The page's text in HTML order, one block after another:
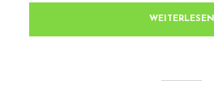
WEITERLESEN